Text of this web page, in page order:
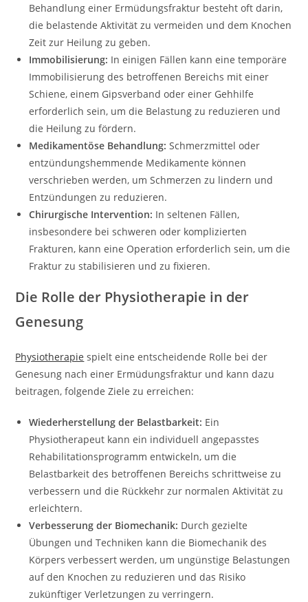
Behandlung einer Ermüdungsfraktur besteht oft darin,
die belastende Aktivität zu vermeiden und dem Knochen
Zeit zur Heilung zu geben.
Immobilisierung: In einigen Fällen kann eine temporäre
Immobilisierung des betroffenen Bereichs mit einer
Schiene, einem Gipsverband oder einer Gehhilfe
erforderlich sein, um die Belastung zu reduzieren und
die Heilung zu fördern.
Medikamentöse Behandlung:Schmerzmittel oder
entzündungshemmende Medikamente können
verschrieben werden, um Schmerzen zu lindern und
Entzündungen zu reduzieren.
Chirurgische Intervention: In seltenen Fällen,
insbesondere bei schweren oder komplizierten
Frakturen, kann eine Operation erforderlich sein, um die
Fraktur zu stabilisieren und zu fixieren.
Die Rolle der Physiotherapie in der
Genesung
Physiotherapie spielt eine entscheidende Rolle bei der
Genesung nach einer Ermüdungsfraktur und kann dazu
beitragen, folgende Ziele zu erreichen:
Wiederherstellung der Belastbarkeit: Ein
Physiotherapeut kann ein individuell angepasstes
Rehabilitationsprogramm entwickeln, um die
Belastbarkeit des betroffenen Bereichs schrittweise zu
verbessern und die Rückkehr zur normalen Aktivität zu
erleichtern.
Verbesserung der Biomechanik: Durch gezielte
Übungen und Techniken kann die Biomechanik des
Körpers verbessert werden, um ungünstige Belastungen
auf den Knochen zu reduzieren und das Risiko
zukünftiger Verletzungen zu verringern.